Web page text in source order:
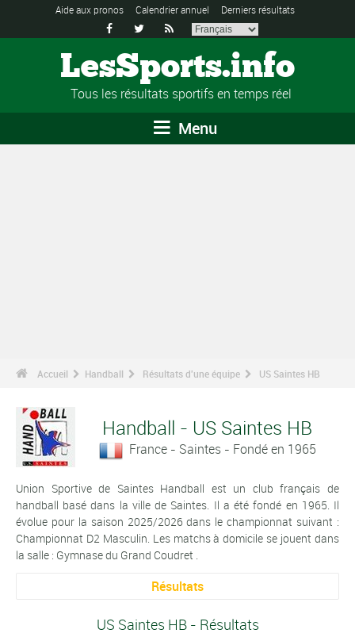
Aide aux pronos Calendrier annuel Derniers résultats
  
LesSports.info
Tous les résultats sportifs en temps réel
Menu
Accueil Handball Résultats d'une équipe US Saintes HB
Handball - US Saintes HB
France - Saintes - Fondé en 1965
Union Sportive de Saintes Handball est un club français de
handball basé dans la ville de Saintes. Il a été fondé en 1965. Il
évolue pour la saison 2025/2026 dans le championnat suivant :
Championnat D2 Masculin. Les matchs à domicile se jouent dans
la salle : Gymnase du Grand Coudret .
Résultats
US Saintes HB - Résultats